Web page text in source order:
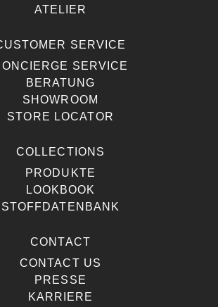
ATELIER
SERVICE
SERVICE
BERATUNG
SHOWROOM
STORE LOCATOR
COLLECTIONS
PRODUKTE
LOOKBOOK
STOFFDATENBANK
CONTACT
CONTACT US
PRESSE
KARRIERE